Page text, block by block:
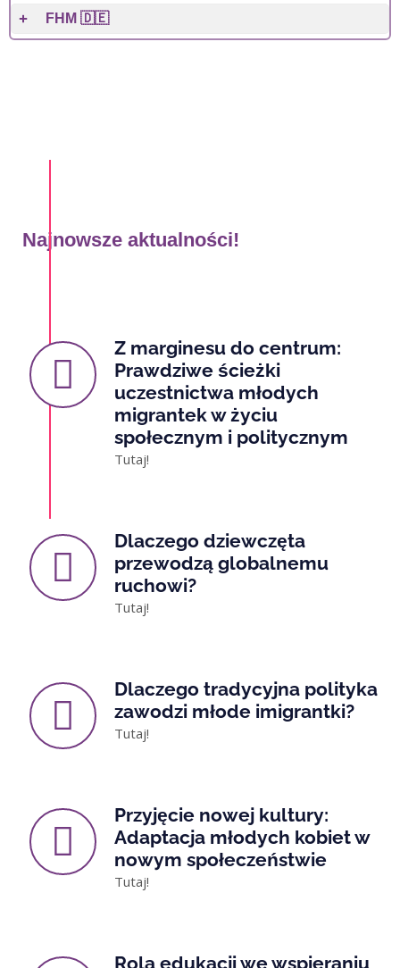
FHM 🇩🇪
Najnowsze aktualności!
Z marginesu do centrum:
Prawdziwe ścieżki
uczestnictwa młodych
migrantek w życiu
społecznym i politycznym
Tutaj!
Dlaczego dziewczęta
przewodzą globalnemu
ruchowi?
Tutaj!
Dlaczego tradycyjna polityka
zawodzi młode imigrantki?
Tutaj!
Przyjęcie nowej kultury:
Adaptacja młodych kobiet w
nowym społeczeństwie
Tutaj!
Rola edukacji we wspieraniu